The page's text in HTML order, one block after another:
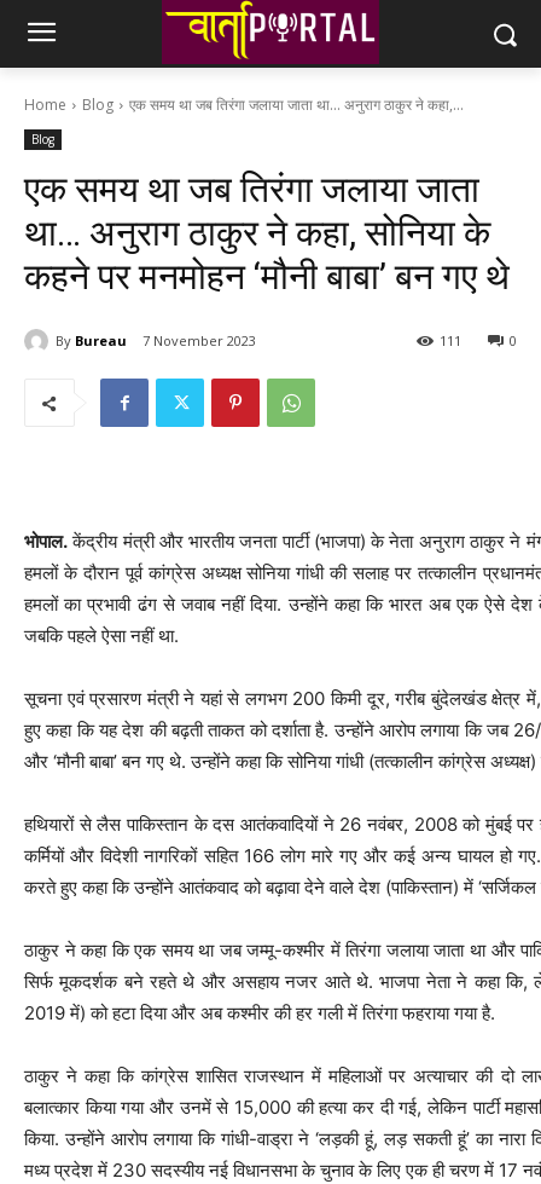
Home Blog एक समय था जब तिरंगा जलाया जाता था... अनुराग ठाकुर ने कहा,...
Blog
एक समय था जब तिरंगा जलाया जाता
था… अनुराग ठाकुर ने कहा, सोनिया के
कहने पर मनमोहन ‘मौनी बाबा’ बन गए थे
By Bureau 7 November 2023 0
111
भोपाल.केंद्रीय मंत्री और भारतीय जनता पार्टी (भाजपा) के नेता अनुराग ठाकुर
हमलों के दौरान पूर्व कांग्रेस अध्यक्ष सोनिया गांधी की सलाह पर तत्कालीन
हमलों का प्रभावी ढंग से जवाब नहीं दिया. उन्होंने कहा कि भारत अब एक ऐसे
जबकि पहले ऐसा नहीं था.
सूचना एवं प्रसारण मंत्री ने यहां से लगभग 200 किमी दूर, गरीब बुंदेलखंड क्षेत्र
हुए कहा कि यह देश की बढ़ती ताकत को दर्शाता है. उन्होंने आरोप लगाया कि जब
और ‘मौनी बाबा’ बन गए थे. उन्होंने कहा कि सोनिया गांधी (तत्कालीन कांग्रेस
हथियारों से लैस पाकिस्तान के दस आतंकवादियों ने 26 नवंबर, 2008 को मुंबई पर
कर्मियों और विदेशी नागरिकों सहित 166 लोग मारे गए और कई अन्य घायल हो
करते हुए कहा कि उन्होंने आतंकवाद को बढ़ावा देने वाले देश (पाकिस्तान) में
ठाकुर ने कहा कि एक समय था जब जम्मू-कश्मीर में तिरंगा जलाया जाता था और
सिर्फ मूकदर्शक बने रहते थे और असहाय नजर आते थे. भाजपा नेता ने कहा
2019 में) को हटा दिया और अब कश्मीर की हर गली में तिरंगा फहराया गया है.
ठाकुर ने कहा कि कांग्रेस शासित राजस्थान में महिलाओं पर अत्याचार की
बलात्कार किया गया और उनमें से 15,000 की हत्या कर दी गई, लेकिन पार्टी
किया. उन्होंने आरोप लगाया कि गांधी-वाड्रा ने ‘लड़की हूं, लड़ सकती हूं’ का
मध्य प्रदेश में 230 सदस्यीय नई विधानसभा के चुनाव के लिए एक ही चरण में 17